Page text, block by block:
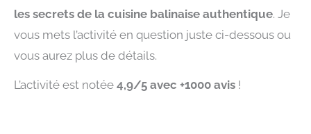
les secrets de la cuisine balinaise authentique. Je
vous mets l’activité en question juste ci-dessous ou
vous aurez plus de détails.
L’activité est notée 4,9/5 avec +1000 avis !